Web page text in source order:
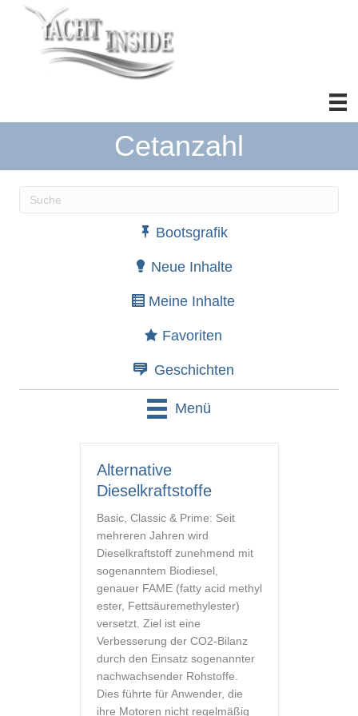
Cetanzahl
Wenn die Ergebnisse der automatischen
Bootsgrafik
Neue Inhalte
Meine Inhalte
Favoriten
Geschichten
Menü
Alternative
Dieselkraftstoffe
Basic, Classic & Prime: Seit
mehreren Jahren wird
Dieselkraftstoff zunehmend mit
sogenanntem Biodiesel,
genauer FAME (fatty acid methyl
ester, Fettsäuremethylester)
versetzt. Ziel ist eine
Verbesserung der CO2-Bilanz
durch den Einsatz sogenannter
nachwachsender Rohstoffe.
Dies führte für Anwender, die
ihre Motoren nicht regelmäßig